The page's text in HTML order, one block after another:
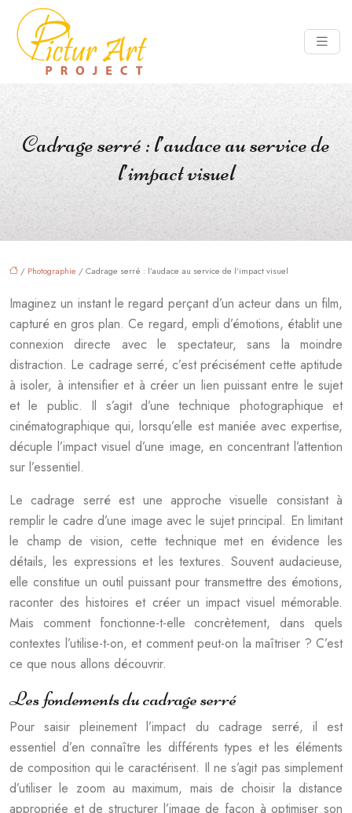
Cadrage serré : l’audace au service de
l’impact visuel
/ Photographie / Cadrage serré : l’audace au service de l’impact visuel
Imaginez un instant le regard perçant d’un acteur dans un film,
capturé en gros plan. Ce regard, empli d’émotions, établit une
connexion directe avec le spectateur, sans la moindre
distraction. Le cadrage serré, c’est précisément cette aptitude
à isoler, à intensifier et à créer un lien puissant entre le sujet
et le public. Il s’agit d’une technique photographique et
cinématographique qui, lorsqu’elle est maniée avec expertise,
décuple l’impact visuel d’une image, en concentrant l’attention
sur l’essentiel.
Le cadrage serré est une approche visuelle consistant à
remplir le cadre d’une image avec le sujet principal. En limitant
le champ de vision, cette technique met en évidence les
détails, les expressions et les textures. Souvent audacieuse,
elle constitue un outil puissant pour transmettre des émotions,
raconter des histoires et créer un impact visuel mémorable.
Mais comment fonctionne-t-elle concrètement, dans quels
contextes l’utilise-t-on, et comment peut-on la maîtriser ? C’est
ce que nous allons découvrir.
Les fondements du cadrage serré
Pour saisir pleinement l’impact du cadrage serré, il est
essentiel d’en connaître les différents types et les éléments
de composition qui le caractérisent. Il ne s’agit pas simplement
d’utiliser le zoom au maximum, mais de choisir la distance
appropriée et de structurer l’image de façon à optimiser son